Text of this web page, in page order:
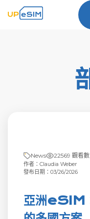
News 22569 觀看數
作者：Claudia Weber
發布日期：03/26/2026
亞洲eSIM